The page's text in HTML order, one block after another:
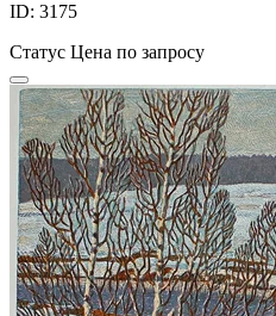
ID: 3175
Статус Цена по запросу